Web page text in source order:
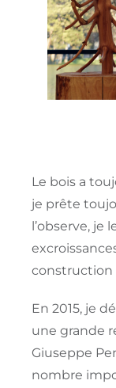
Le bois a
je prête
l’observe, je
construction
En 2015, je
une grande
Giuseppe
nombre